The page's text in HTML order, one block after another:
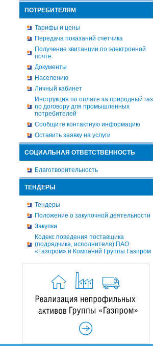
ПОТРЕБИТЕЛЯМ
Тарифы и цены
Передача показаний счетчика
Получение квитанции по электронной
почте
Документы
Населению
Личный кабинет
Инструкция по оплате за природный газ
по договору для промышленных
потребителей
Сообщите контактную информацию
Оставить заявку на услуги
СОЦИАЛЬНАЯ ОТВЕТСТВЕННОСТЬ
Благотворительность
ТЕНДЕРЫ
Тендеры
Положение о закупочной деятельности
Закупки
Кодекс поведения поставщика
(подрядчика, исполнителя) ПАО
«Газпром» и Компаний Группы Газпром